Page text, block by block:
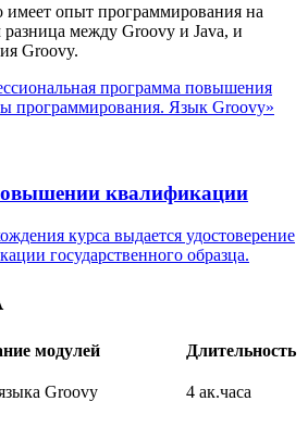
имеет опыт программирования на
разница между Groovy и Java, и
Groovy.
программа повышения
программирования. Язык Groovy»
квалификации
курса выдается удостоверение
государственного образца.
модулей Длительность
Groovy 4 ак.часа